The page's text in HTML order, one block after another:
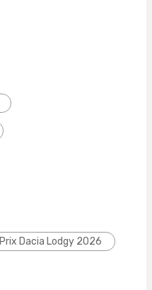
Prix Dacia Lodgy 2026